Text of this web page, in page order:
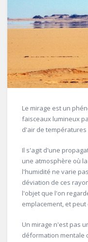
Le mirage est un
faisceaux lumineux
d'air de
Il s'agit d'une
une atmosphère où
l'humidité ne varie
déviation de ces
l'objet que l'on
emplacement, et
Un mirage n'est pas
déformation mentale